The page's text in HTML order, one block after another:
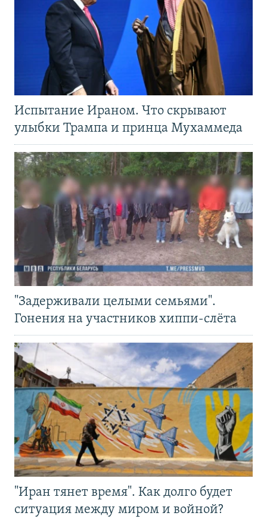
Испытание Ираном. Что скрывают
улыбки Трампа и принца Мухаммеда
"Задерживали целыми семьями".
Гонения на участников хиппи-слёта
"Иран тянет время". Как долго будет
ситуация между миром и войной?